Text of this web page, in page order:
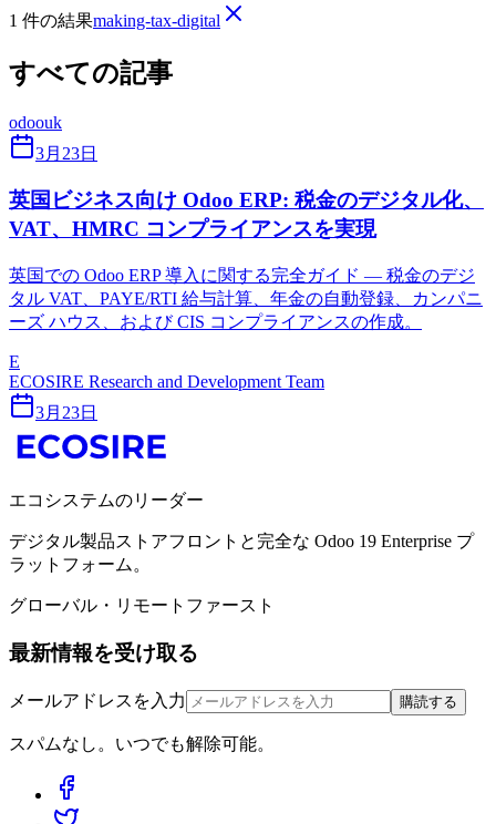
1 件の結果making-tax-digital
すべての記事
odoouk
3月23日
英国ビジネス向け Odoo ERP: 税金のデジタル化、
VAT、HMRC コンプライアンスを実現
英国での Odoo ERP 導入に関する完全ガイド — 税金のデジ
タル VAT、PAYE/RTI 給与計算、年金の自動登録、カンパニ
ーズ ハウス、および CIS コンプライアンスの作成。
E
ECOSIRE Research and Development Team
3月23日
エコシステムのリーダー
デジタル製品ストアフロントと完全な Odoo 19 Enterprise プ
ラットフォーム。
グローバル・リモートファースト
最新情報を受け取る
メールアドレスを入力 購読する
スパムなし。いつでも解除可能。